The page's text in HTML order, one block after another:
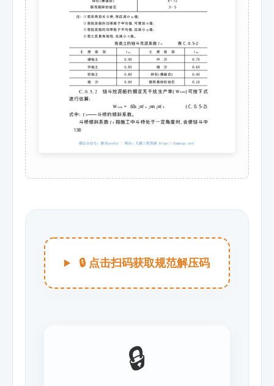
🔒 点击扫码获取规范解压码
🔒